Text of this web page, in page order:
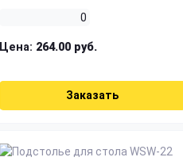
0
Цена: 264.00 руб.
Заказать